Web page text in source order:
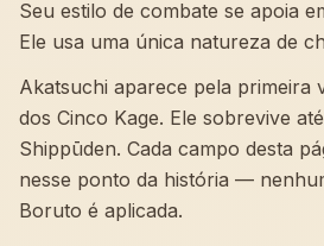
Seu estilo de combate se apoia
Ele usa uma única natureza de
Akatsuchi aparece pela primeira
dos Cinco Kage. Ele sobrevive
Shippūden. Cada campo desta
nesse ponto da história —
Boruto é aplicada.